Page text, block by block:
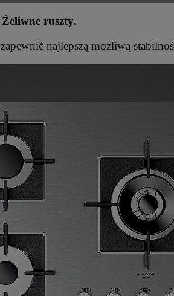
Żeliwne ruszty.
najlepszą możliwą